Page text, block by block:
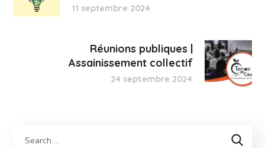
11 septembre 2024
Réunions publiques |
Assainissement collectif
24 septembre 2024